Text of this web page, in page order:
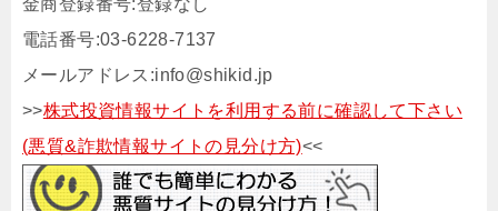
金商登録番号:登録なし
電話番号:03-6228-7137
メールアドレス:info@shikid.jp
>>株式投資情報サイトを利用する前に確認して下さい
(悪質&詐欺情報サイトの見分け方)<<